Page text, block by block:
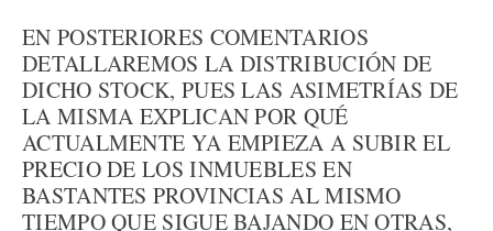
EN POSTERIORES COMENTARIOS
DETALLAREMOS LA DISTRIBUCIÓN DE
DICHO STOCK, PUES LAS ASIMETRÍAS DE
LA MISMA EXPLICAN POR QUÉ
ACTUALMENTE YA EMPIEZA A SUBIR EL
PRECIO DE LOS INMUEBLES EN
BASTANTES PROVINCIAS AL MISMO
TIEMPO QUE SIGUE BAJANDO EN OTRAS,